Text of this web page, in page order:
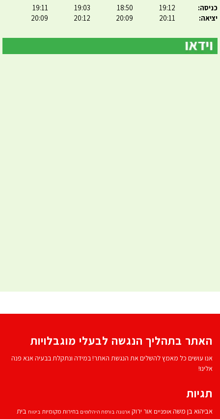
כניסה:
יציאה:
19:12
20:11
18:50
20:09
19:03
20:12
19:11
20:09
האתר בתהליך הנגשה לבעלי מוגבלויות
אנו עושים כל מאמץ להשלים את הנגשת האתר! במידה ונתקלת בבעיה אנא פנה
אלינו!
תגיות
אביהוא בן משהאופניים אור ירוק ארנונה בורסת היהלומים בחירות מקומיות ביטוח בית